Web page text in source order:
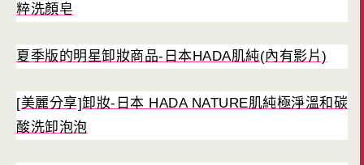
粹洗顏皂
夏季版的明星卸妝商品-日本HADA肌純(內有影片)
[美麗分享]卸妝-日本 HADA NATURE肌純極淨溫和碳
酸洗卸泡泡